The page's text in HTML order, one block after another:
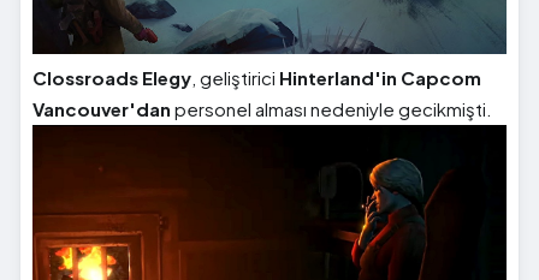
Clossroads Elegy , geliştirici Hinterland'in Capcom
Vancouver'dan personel alması nedeniyle gecikmişti.